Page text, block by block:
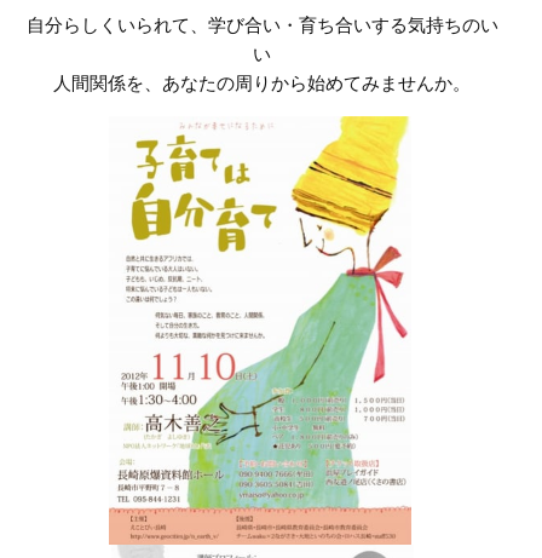
自分らしくいられて、学び合い・育ち合いする気持ちのい
い
人間関係を、あなたの周りから始めてみませんか。